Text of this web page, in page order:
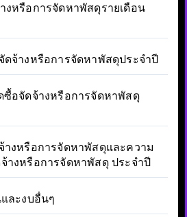
งหรือการจัดหาพัสดุรายเดือน
ดจ้างหรือการจัดหาพัสดุประจำปี
ซื้อจัดจ้างหรือการจัดหาพัสดุ
างหรือการจัดหาพัสดุและความ
างหรือการจัดหาพัสดุ ประจำปี
ละงบอื่นๆ